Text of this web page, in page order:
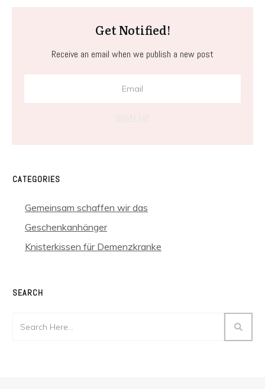
Get Notified!
Receive an email when we publish a new post
CATEGORIES
Gemeinsam schaffen wir das
Geschenkanhänger
Knisterkissen für Demenzkranke
SEARCH